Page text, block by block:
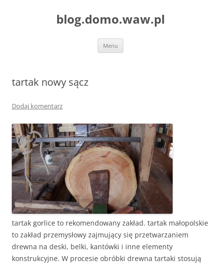
blog.domo.waw.pl
Menu
tartak nowy sącz
Dodaj komentarz
tartak gorlice to rekomendowany zakład. tartak małopolskie
to zakład przemysłowy zajmujący się przetwarzaniem
drewna na deski, belki, kantówki i inne elementy
konstrukcyjne. W procesie obróbki drewna tartaki stosują